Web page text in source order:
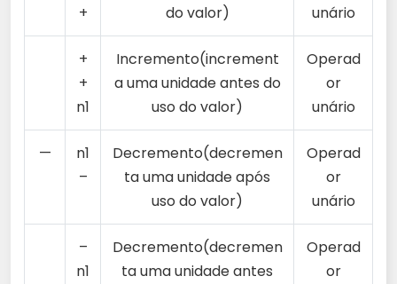
+
do valor)
unário
+
+
n1
Incremento(increment
a uma unidade antes do
uso do valor)
Operad
or
unário
—
n1
–
Decremento(decremen
ta uma unidade após
uso do valor)
Operad
or
unário
–
n1
Decremento(decremen
ta uma unidade antes
Operad
or